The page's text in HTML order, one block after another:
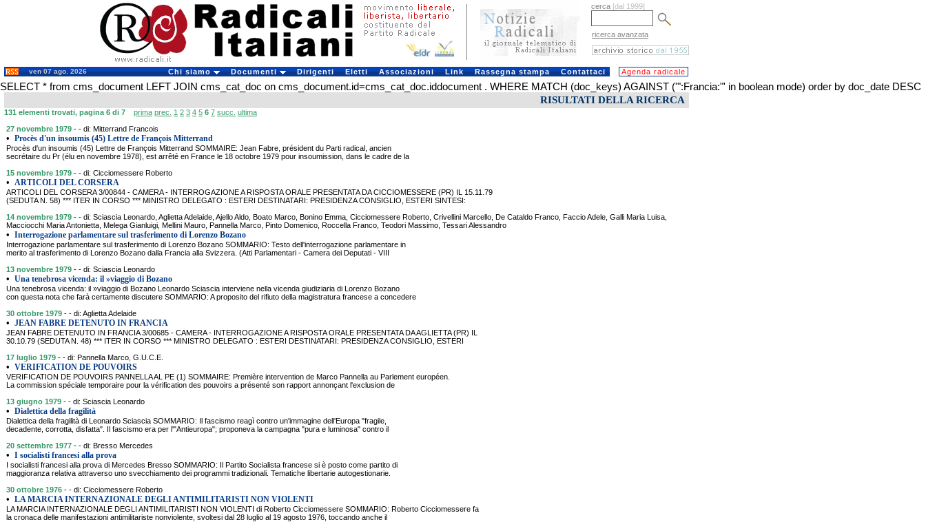
cerca [dal 1999]
ricerca avanzata
ven 07 ago. 2026 Chi siamo Documenti Dirigenti Eletti Associazioni Link Rassegna stampa Contattaci Agenda radicale
SELECT * from cms_document LEFT JOIN cms_cat_doc on cms_document.id=cms_cat_doc.iddocument . WHERE MATCH (doc_keys) AGAINST ('":Francia:"' in boolean mode) order by doc_date DESC
RISULTATI DELLA RICERCA
131 elementi trovati, pagina 6 di 7 prima prec. 1 2 3 4 5 6 7 succ. ultima
27 novembre 1979 - - di: Mitterrand Francois
• Procès d'un insoumis (45) Lettre de François Mitterrand
Procès d'un insoumis (45) Lettre de François Mitterrand SOMMAIRE: Jean Fabre, président du Parti radical, ancien
secrétaire du Pr (élu en novembre 1978), est arrêté en France le 18 octobre 1979 pour insoumission, dans le cadre de la
15 novembre 1979 - - di: Cicciomessere Roberto
• ARTICOLI DEL CORSERA
ARTICOLI DEL CORSERA 3/00844 - CAMERA - INTERROGAZIONE A RISPOSTA ORALE PRESENTATA DA CICCIOMESSERE (PR) IL 15.11.79
(SEDUTA N. 58) *** ITER IN CORSO *** MINISTRO DELEGATO : ESTERI DESTINATARI: PRESIDENZA CONSIGLIO, ESTERI SINTESI:
14 novembre 1979 - - di: Sciascia Leonardo, Aglietta Adelaide, Ajello Aldo, Boato Marco, Bonino Emma, Cicciomessere Roberto, Crivellini Marcello, De Cataldo Franco, Faccio Adele, Galli Maria Luisa,
Macciocchi Maria Antonietta, Melega Gianluigi, Mellini Mauro, Pannella Marco, Pinto Domenico, Roccella Franco, Teodori Massimo, Tessari Alessandro
• Interrogazione parlamentare sul trasferimento di Lorenzo Bozano
Interrogazione parlamentare sul trasferimento di Lorenzo Bozano SOMMARIO: Testo dell'interrogazione parlamentare in
merito al trasferimento di Lorenzo Bozano dalla Francia alla Svizzera. (Atti Parlamentari - Camera dei Deputati - VIII
13 novembre 1979 - - di: Sciascia Leonardo
• Una tenebrosa vicenda: il »viaggio di Bozano
Una tenebrosa vicenda: il »viaggio di Bozano Leonardo Sciascia interviene nella vicenda giudiziaria di Lorenzo Bozano
con questa nota che farà certamente discutere SOMMARIO: A proposito del rifiuto della magistratura francese a concedere
30 ottobre 1979 - - di: Aglietta Adelaide
• JEAN FABRE DETENUTO IN FRANCIA
JEAN FABRE DETENUTO IN FRANCIA 3/00685 - CAMERA - INTERROGAZIONE A RISPOSTA ORALE PRESENTATA DA AGLIETTA (PR) IL
30.10.79 (SEDUTA N. 48) *** ITER IN CORSO *** MINISTRO DELEGATO : ESTERI DESTINATARI: PRESIDENZA CONSIGLIO, ESTERI
17 luglio 1979 - - di: Pannella Marco, G.U.C.E.
• VERIFICATION DE POUVOIRS
VERIFICATION DE POUVOIRS PANNELLA AL PE (1) SOMMAIRE: Première intervention de Marco Pannella au Parlement européen.
La commission spéciale temporaire pour la vérification des pouvoirs a présenté son rapport annonçant l'exclusion de
13 giugno 1979 - - di: Sciascia Leonardo
• Dialettica della fragilità
Dialettica della fragilità di Leonardo Sciascia SOMMARIO: Il fascismo reagì contro un'immagine dell'Europa "fragile,
decadente, corrotta, disfatta". Il fascismo era per l'"Antieuropa"; proponeva la campagna "pura e luminosa" contro il
20 settembre 1977 - - di: Bresso Mercedes
• I socialisti francesi alla prova
I socialisti francesi alla prova di Mercedes Bresso SOMMARIO: Il Partito Socialista francese si è posto come partito di
maggioranza relativa attraverso uno svecchiamento dei programmi tradizionali. Tematiche libertarie autogestionarie.
30 ottobre 1976 - - di: Cicciomessere Roberto
• LA MARCIA INTERNAZIONALE DEGLI ANTIMILITARISTI NON VIOLENTI
LA MARCIA INTERNAZIONALE DEGLI ANTIMILITARISTI NON VIOLENTI di Roberto Cicciomessere SOMMARIO: Roberto Cicciomessere fa
la cronaca delle manifestazioni antimilitariste nonviolente, svoltesi dal 28 luglio al 19 agosto 1976, toccando anche il